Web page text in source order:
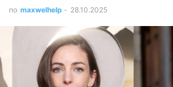
по maxwelhelp - 28.10.2025